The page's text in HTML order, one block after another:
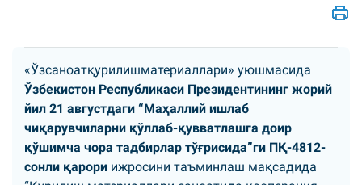
«Ўзсаноатқурилишматериаллари» уюшмасида
Ўзбекистон Республикаси Президентининг жорий
йил 21 августдаги “Маҳаллий ишлаб
чиқарувчиларни қўллаб-қувватлашга доир
қўшимча чора тадбирлар тўғрисида”ги ПҚ-4812-
сонли қарори ижросини таъминлаш мақсадида